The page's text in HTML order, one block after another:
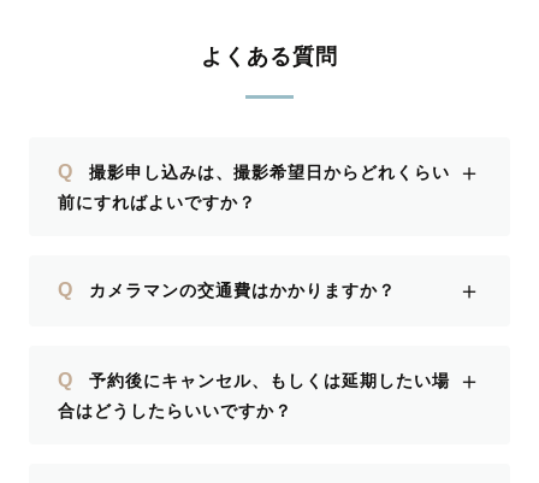
よくある質問
Q
撮影申し込みは、撮影希望日からどれくらい
前にすればよいですか？
＋
Q カメラマンの交通費はかかりますか？ ＋
Q
予約後にキャンセル、もしくは延期したい場
合はどうしたらいいですか？
＋